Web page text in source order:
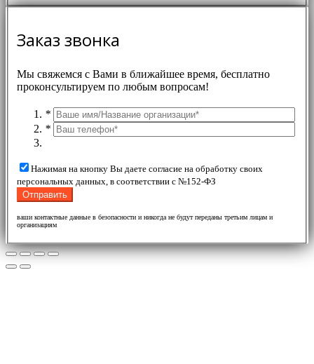
Заказ звонка
Мы свяжемся с Вами в ближайшее время, бесплатно
проконсультируем по любым вопросам!
*
*
Нажимая на кнопку Вы даете согласие на обработку своих
персональных данных, в соответствии с №152-ФЗ
ваши контактные данные в безопасности и никогда не будут переданы третьим лицам и
организациям